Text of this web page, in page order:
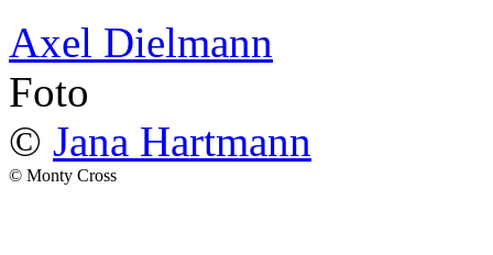
Axel Dielmann
Foto
© Jana Hartmann
© Monty Cross